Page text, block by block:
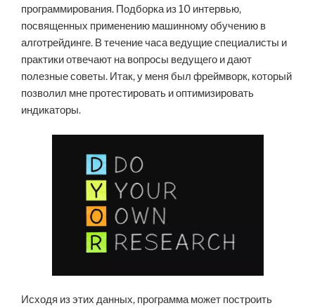
программирования. Подборка из 10 интервью,
посвященных применению машинному обучению в
алготрейдинге. В течение часа ведущие специалисты и
практики отвечают на вопросы ведущего и дают
полезные советы. Итак, у меня был фреймворк, который
позволил мне протестировать и оптимизировать
индикаторы.
Исходя из этих данных, программа может построить